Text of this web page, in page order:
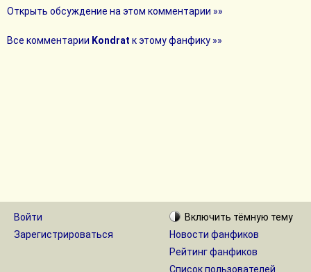
Открыть обсуждение на этом комментарии »»
Все комментарии Kondrat к этому фанфику »»
Войти
Зарегистрироваться
Включить тёмную тему
Новости фанфиков
Рейтинг фанфиков
Список пользователей